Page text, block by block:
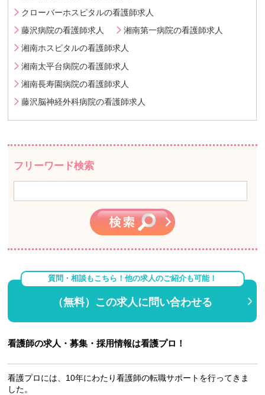
クローバーホスピタルの看護師求人
藤沢病院の看護師求人
湘南第一病院の看護師求人
湘南ホスピタルの看護師求人
湘南太平台病院の看護師求人
湘南長寿園病院の看護師求人
藤沢脳神経外科病院の看護師求人
フリーワード検索
質問・相談もこちら！他の求人のご紹介も可能！
（無料）この求人に問い合わせる
看護師の求人・募集・採用情報は看護プロ！
看護プロには、10年にわたり看護師の転職サポートを行ってきま
した。